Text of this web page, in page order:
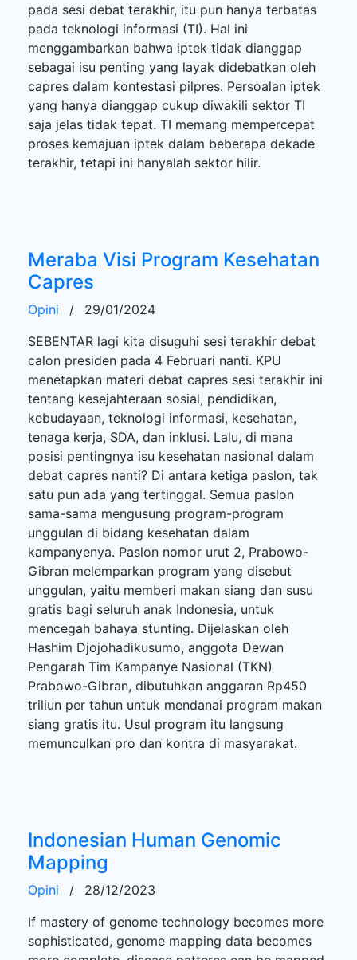
pada sesi debat terakhir, itu pun hanya terbatas
pada teknologi informasi (TI). Hal ini
menggambarkan bahwa iptek tidak dianggap
sebagai isu penting yang layak didebatkan oleh
capres dalam kontestasi pilpres. Persoalan iptek
yang hanya dianggap cukup diwakili sektor TI
saja jelas tidak tepat. TI memang mempercepat
proses kemajuan iptek dalam beberapa dekade
terakhir, tetapi ini hanyalah sektor hilir.
Meraba Visi Program Kesehatan
Capres
Opini /
29/01/2024
SEBENTAR lagi kita disuguhi sesi terakhir debat
calon presiden pada 4 Februari nanti. KPU
menetapkan materi debat capres sesi terakhir ini
tentang kesejahteraan sosial, pendidikan,
kebudayaan, teknologi informasi, kesehatan,
tenaga kerja, SDA, dan inklusi. Lalu, di mana
posisi pentingnya isu kesehatan nasional dalam
debat capres nanti? Di antara ketiga paslon, tak
satu pun ada yang tertinggal. Semua paslon
sama-sama mengusung program-program
unggulan di bidang kesehatan dalam
kampanyenya. Paslon nomor urut 2, Prabowo-
Gibran melemparkan program yang disebut
unggulan, yaitu memberi makan siang dan susu
gratis bagi seluruh anak Indonesia, untuk
mencegah bahaya stunting. Dijelaskan oleh
Hashim Djojohadikusumo, anggota Dewan
Pengarah Tim Kampanye Nasional (TKN)
Prabowo-Gibran, dibutuhkan anggaran Rp450
triliun per tahun untuk mendanai program makan
siang gratis itu. Usul program itu langsung
memunculkan pro dan kontra di masyarakat.
Indonesian Human Genomic
Mapping
Opini /
28/12/2023
If mastery of genome technology becomes more
sophisticated, genome mapping data becomes